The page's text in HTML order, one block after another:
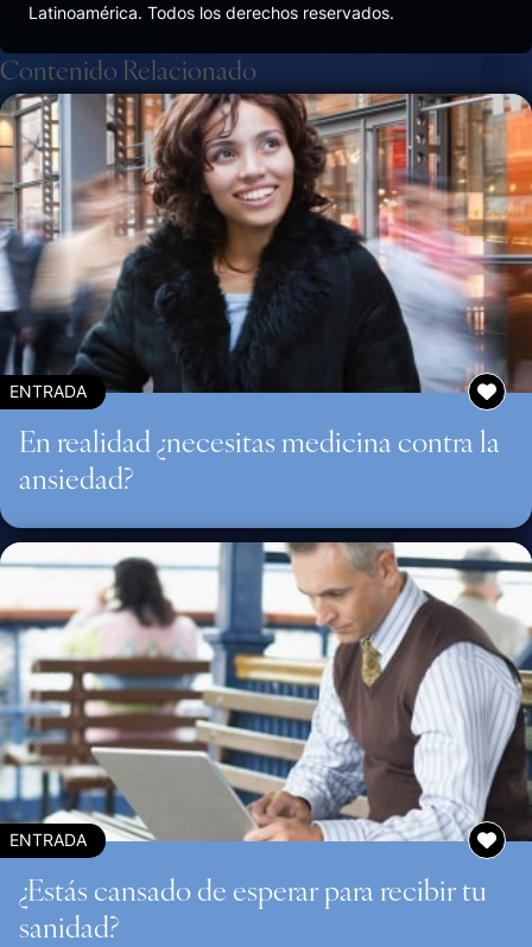
Latinoamérica. Todos los derechos reservados.
Contenido Relacionado
ENTRADA
En realidad ¿necesitas medicina contra la
ansiedad?
ENTRADA
¿Estás cansado de esperar para recibir tu
sanidad?